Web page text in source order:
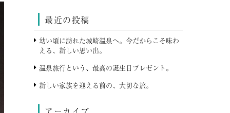
最近の投稿
幼い頃に訪れた城崎温泉へ。今だからこそ味わ
える、新しい思い出。
温泉旅行という、最高の誕生日プレゼント。
新しい家族を迎える前の、大切な旅。